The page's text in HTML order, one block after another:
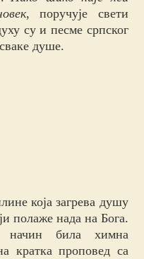
, поручује свети
су и песме српског
душе.
која загрева душу
полаже нада на Бога.
била химна
кратка проповед са